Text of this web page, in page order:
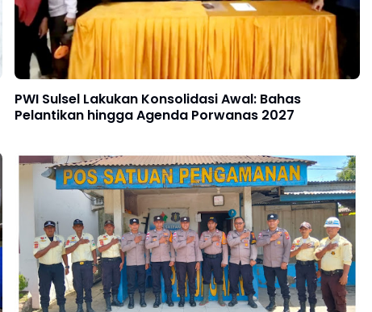
PWI Sulsel Lakukan Konsolidasi Awal: Bahas
Pelantikan hingga Agenda Porwanas 2027